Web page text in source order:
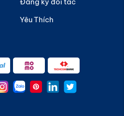
Yêu Thích